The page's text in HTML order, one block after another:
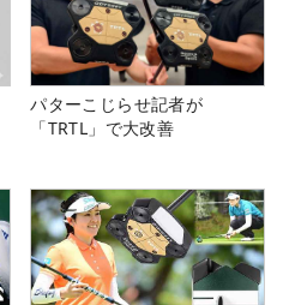
パターこじらせ記者が
「TRTL」で大改善